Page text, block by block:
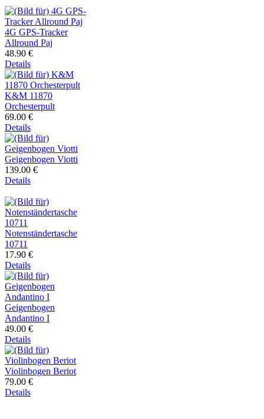
4G GPS-Tracker
Allround Paj
48.90 €
Details
K&M 11870
Orchesterpult
69.00 €
Details
Geigenbogen Viotti
139.00 €
Details
Notenständertasche
10711
17.90 €
Details
Geigenbogen
Andantino I
49.00 €
Details
Violinbogen Beriot
79.00 €
Details